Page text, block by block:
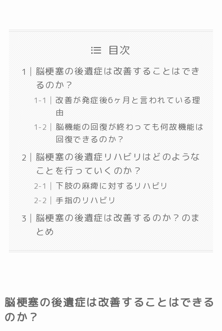
目次
脳梗塞の後遺症は改善することはでき
るのか？
改善が発症後6ヶ月と言われている理
由
脳機能の回復が終わっても何故機能は
回復できるのか？
脳梗塞の後遺症リハビリはどのような
ことを行っていくのか？
下肢の麻痺に対するリハビリ
手指のリハビリ
脳梗塞の後遺症は改善するのか？のま
とめ
脳梗塞の後遺症は改善することはできる
のか？